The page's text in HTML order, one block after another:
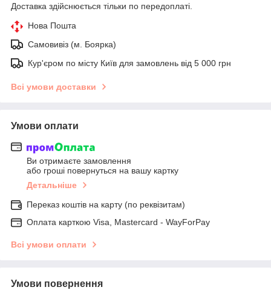
Доставка здійснюється тільки по передоплаті.
Нова Пошта
Самовивіз (м. Боярка)
Кур'єром по місту Київ для замовлень від 5 000 грн
Всі умови доставки
Умови оплати
Ви отримаєте замовлення
або гроші повернуться на вашу картку
Детальніше
Переказ коштів на карту (по реквізитам)
Оплата карткою Visa, Mastercard - WayForPay
Всі умови оплати
Умови повернення